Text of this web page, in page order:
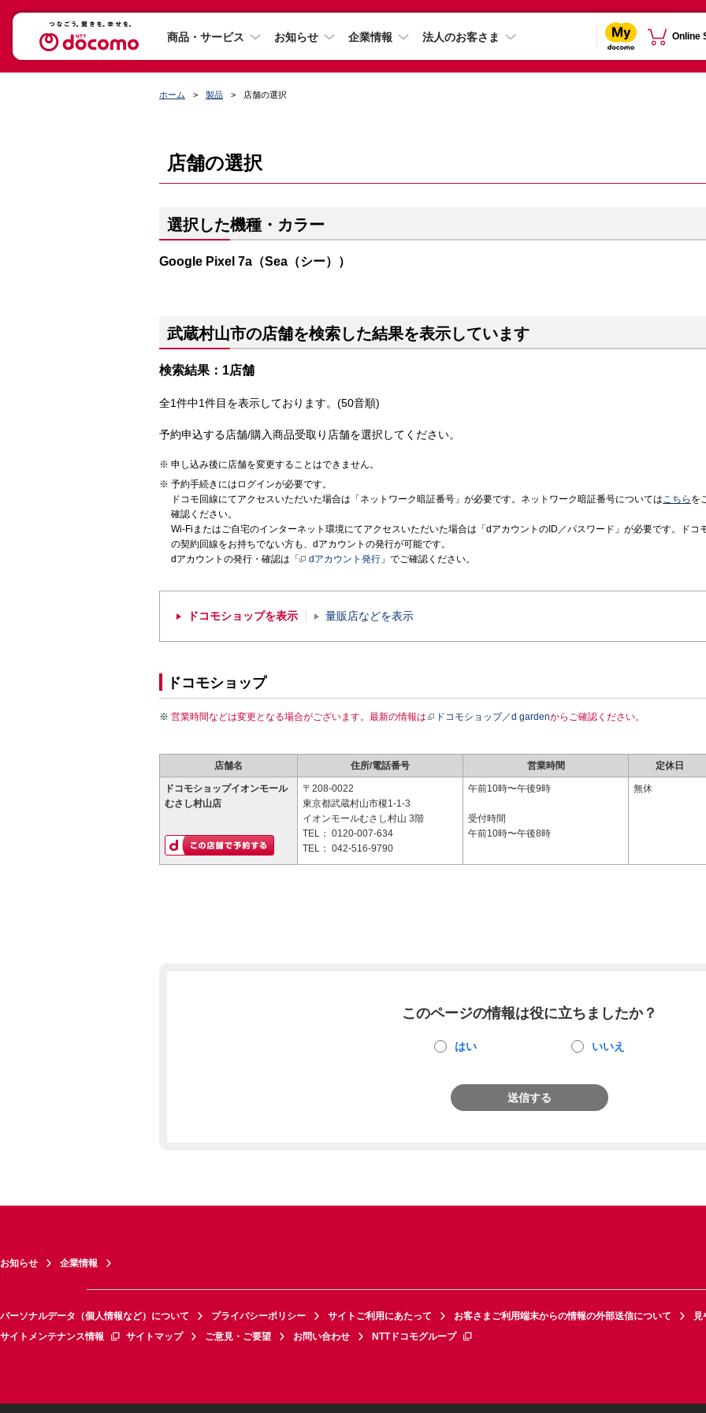
商品・サービス お知らせ 企業情報 法人のお客さま Online
ホーム 製品 店舗の選択
店舗の選択
選択した機種・カラー
Google Pixel 7a（Sea（シー））
武蔵村山市の店舗を検索した結果を表示しています
検索結果：1店舗
全1件中1件目を表示しております。(50音順)
予約申込する店舗/購入商品受取り店舗を選択してください。
申し込み後に店舗を変更することはできません。
予約手続きにはログインが必要です。
ドコモ回線にてアクセスいただいた場合は「ネットワーク暗証番号」が必要です。ネットワーク暗証番号についてはこちら を
確認ください。
Wi-Fiまたはご自宅のインターネット環境にてアクセスいただいた場合は「dアカウントのID／パスワード」が必要です。ドコ
の契約回線をお持ちでない方も、dアカウントの発行が可能です。
dアカウントの発行・確認は「
dアカウント発行 」でご確認ください。
ドコモショップを表示 量販店などを表示
ドコモショップ
営業時間などは変更となる場合がございます。最新の情報は ドコモショップ／d gardenからご確認ください。
店舗名 住所/電話番号 営業時間 定休日
ドコモショップイオンモール
むさし村山店
〒208-0022
東京都武蔵村山市榎1-1-3
イオンモールむさし村山 3階
TEL： 0120-007-634
TEL： 042-516-9790
午前10時〜午後9時
受付時間
午前10時〜午後8時
無休
このページの情報は役に立ちましたか？
はい いいえ
送信する
お知らせ 企業情報
パーソナルデータ（個人情報など）について プライバシーポリシー サイトご利用にあたって お客さまご利用端末からの情報の外部送信について
見
サイトメンテナンス情報
サイトマップ ご意見・ご要望 お問い合わせ NTTドコモグループ